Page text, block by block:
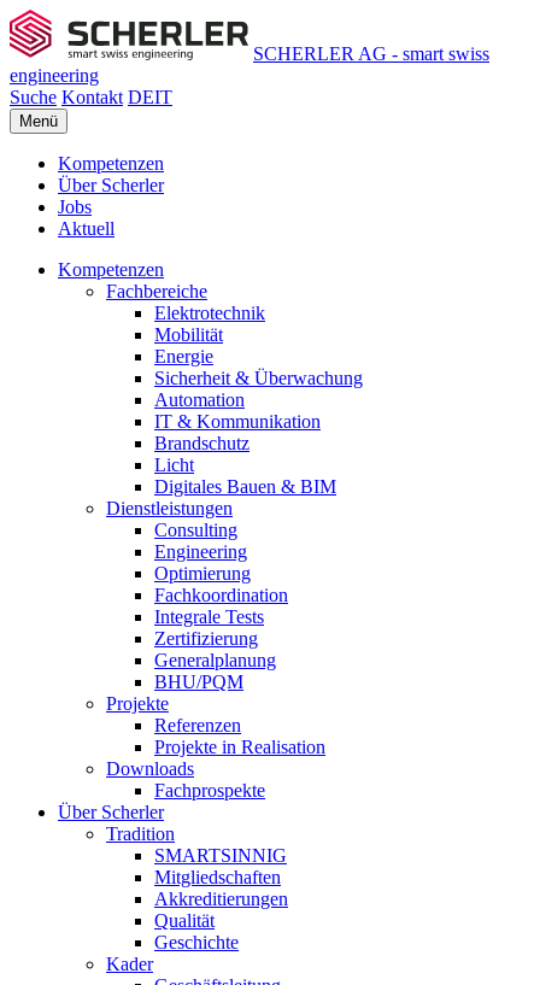
SCHERLER AG - smart swiss
engineering
Suche Kontakt DEIT
Menü
Kompetenzen
Über Scherler
Jobs
Aktuell
Kompetenzen
Fachbereiche
Elektrotechnik
Mobilität
Energie
Sicherheit & Überwachung
Automation
IT & Kommunikation
Brandschutz
Licht
Digitales Bauen & BIM
Dienstleistungen
Consulting
Engineering
Optimierung
Fachkoordination
Integrale Tests
Zertifizierung
Generalplanung
BHU/PQM
Projekte
Referenzen
Projekte in Realisation
Downloads
Fachprospekte
Über Scherler
Tradition
SMARTSINNIG
Mitgliedschaften
Akkreditierungen
Qualität
Geschichte
Kader